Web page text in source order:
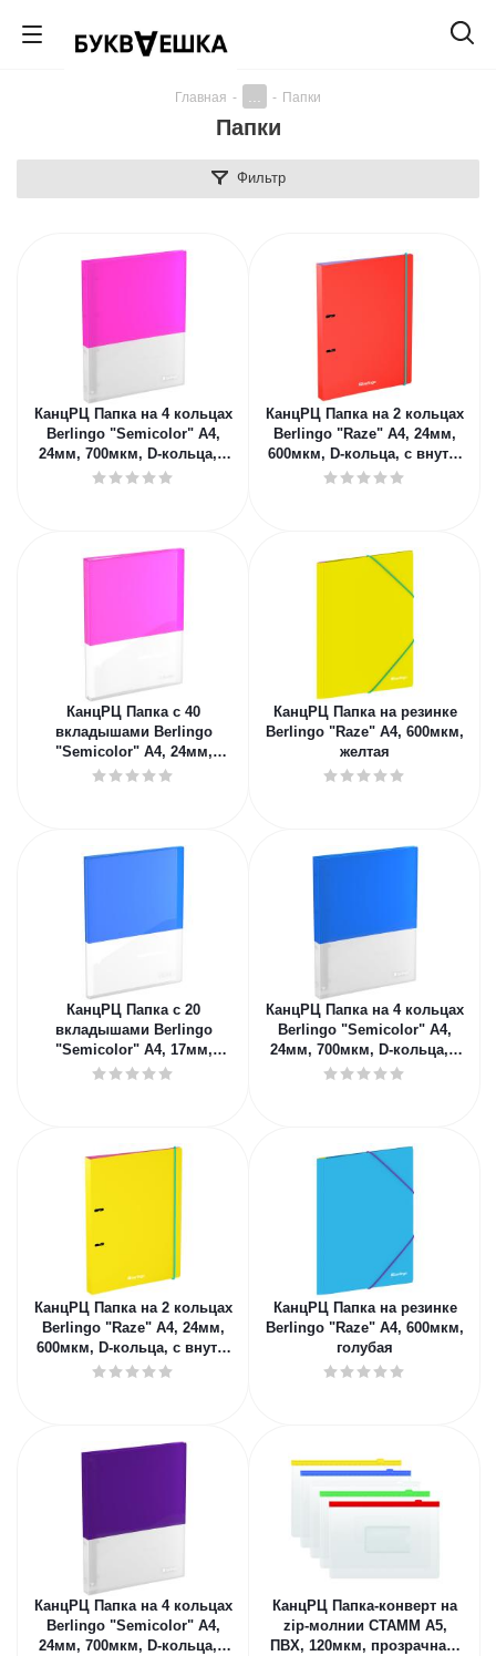
Главная - - Папки
Папки
Фильтр
КанцРЦ Папка на 4 кольцах
Berlingo "Semicolor" А4,
24мм, 700мкм, D-кольца, с
внутр. карманом, розов
КанцРЦ Папка на 2 кольцах
Berlingo "Raze" А4, 24мм,
600мкм, D-кольца, с внутр.
карманом, красная, с
КанцРЦ Папка с 40
вкладышами Berlingo
"Semicolor" А4, 24мм,
700мкм, с внутр. карманом,
КанцРЦ Папка на резинке
Berlingo "Raze" А4, 600мкм,
желтая
КанцРЦ Папка с 20
вкладышами Berlingo
"Semicolor" А4, 17мм,
700мкм, с внутр. карманом,
КанцРЦ Папка на 4 кольцах
Berlingo "Semicolor" А4,
24мм, 700мкм, D-кольца, с
внутр. карманом, голуб
КанцРЦ Папка на 2 кольцах
Berlingo "Raze" А4, 24мм,
600мкм, D-кольца, с внутр.
карманом, желтая, со
КанцРЦ Папка на резинке
Berlingo "Raze" А4, 600мкм,
голубая
КанцРЦ Папка на 4 кольцах
Berlingo "Semicolor" А4,
24мм, 700мкм, D-кольца, с
КанцРЦ Папка-конверт на
zip-молнии СТАММ А5,
ПВХ, 120мкм, прозрачная,